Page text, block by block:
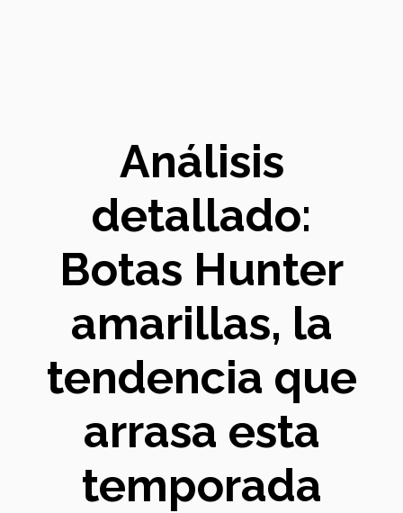
Análisis
detallado:
Botas Hunter
amarillas, la
tendencia que
arrasa esta
temporada